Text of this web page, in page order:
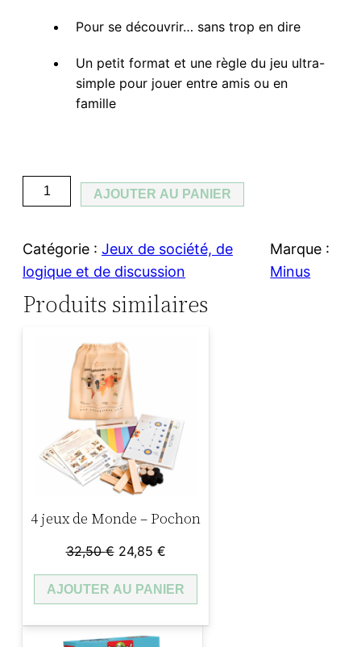
Pour se découvrir… sans trop en dire
Un petit format et une règle du jeu ultra-
simple pour jouer entre amis ou en
famille
u
n
t
i
O
AJOUTER AU PANIER
Catégorie : Jeux de société, de
logique et de discussion
Marque :
Minus
Produits similaires
4 jeux de Monde – Pochon
32,50€ Le
prix
initial
32,50 €.
24,85 €Le
prix
actuel
24,85 €.
AJOUTER AU PANIER